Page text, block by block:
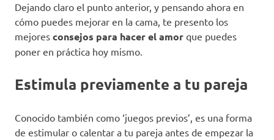
Dejando claro el punto anterior, y pensando ahora en
cómo puedes mejorar en la cama, te presento los
mejores consejos para hacer el amor que puedes
poner en práctica hoy mismo.
Estimula previamente a tu pareja
Conocido también como ‘juegos previos’, es una forma
de estimular o calentar a tu pareja antes de empezar la